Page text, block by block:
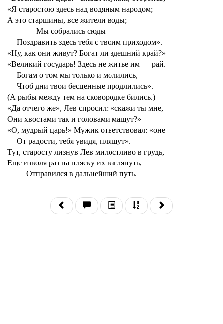
«Я старостою здесь над водяным народом;
А это старшины, все жители воды;
Мы собрались сюды
Поздравить здесь тебя с твоим приходом».—
«Ну, как они живут? Богат ли здешний край?»
«Великий государь! Здесь не житье им — рай.
Богам о том мы только и молились,
Чтоб дни твои бесценные продлились».
(А рыбы между тем на сковородке бились.)
«Да отчего же», Лев спросил: «скажи ты мне,
Они хвостами так и головами машут?» —
«О, мудрый царь!» Мужик ответствовал: «оне
От радости, тебя увидя, пляшут».
Тут, старосту лизнув Лев милостливо в грудь,
Еще изволя раз на пляску их взглянуть,
Отправился в дальнейший путь.